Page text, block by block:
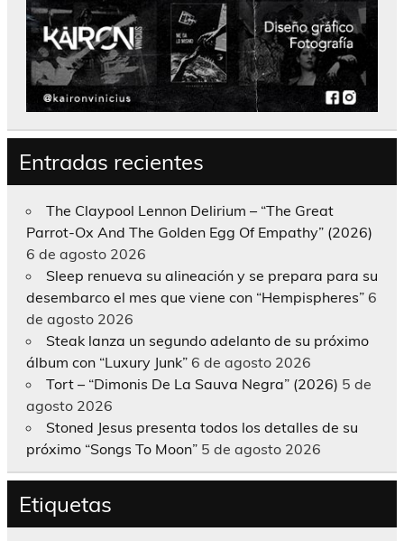
Entradas recientes
The Claypool Lennon Delirium – “The Great
Parrot-Ox And The Golden Egg Of Empathy” (2026)
6 de agosto 2026
Sleep renueva su alineación y se prepara para su
desembarco el mes que viene con “Hempispheres” 6
de agosto 2026
Steak lanza un segundo adelanto de su próximo
álbum con “Luxury Junk” 6 de agosto 2026
Tort – “Dimonis De La Sauva Negra” (2026) 5 de
agosto 2026
Stoned Jesus presenta todos los detalles de su
próximo “Songs To Moon” 5 de agosto 2026
Etiquetas